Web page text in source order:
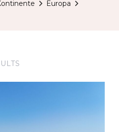
Europa